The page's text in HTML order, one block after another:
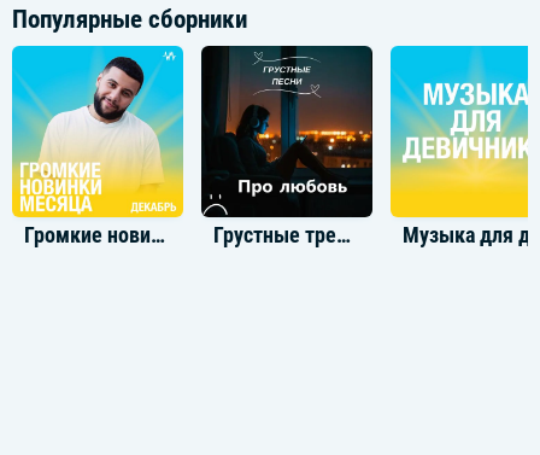
Популярные сборники
Громкие новинки: Декабрь 2022 Грустные треки про любовь